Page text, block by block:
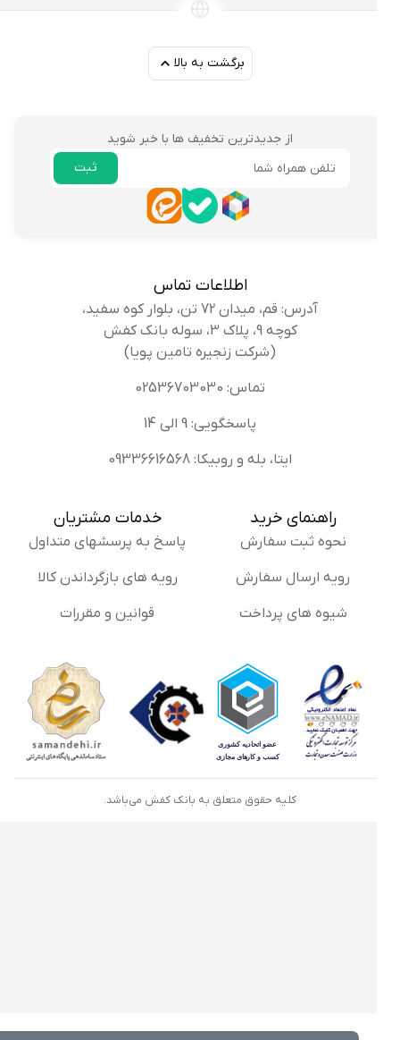
برگشت به بالا
از جدیدترین تخفیف ها با خبر شوید
اطلاعات تماس
آدرس: قم، میدان 72 تن، بلوار کوه سفید،
کوچه 9، پلاک 3، سوله بانک کفش
(شرکت زنجیره تامین پویا)
تماس: 02536703030
پاسخگویی: 9 الی 14
ایتا، بله و روبیکا: 09336616568
راهنمای خرید
نحوه ثبت سفارش
رویه ارسال سفارش
شیوه های پرداخت
خدمات مشتریان
پاسخ به پرسشهای متداول
رویه های بازگرداندن کالا
قوانین و مقررات
کلیه حقوق متعلق به بانک کفش می‌باشد.